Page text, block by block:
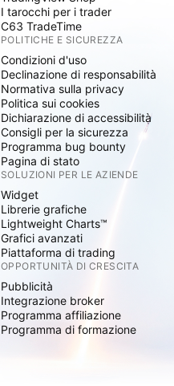
I tarocchi per i trader
C63 TradeTime
POLITICHE E SICUREZZA
Condizioni d'uso
Declinazione di responsabilità
Normativa sulla privacy
Politica sui cookies
Dichiarazione di accessibilità
Consigli per la sicurezza
Programma bug bounty
Pagina di stato
SOLUZIONI PER LE AZIENDE
Widget
Librerie grafiche
Lightweight Charts™
Grafici avanzati
Piattaforma di trading
OPPORTUNITÀ DI CRESCITA
Pubblicità
Integrazione broker
Programma affiliazione
Programma di formazione